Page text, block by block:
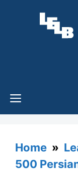
Home »
500